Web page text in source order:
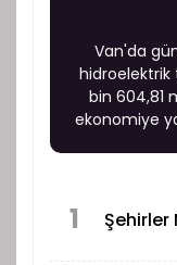
Van'da
hidroelektrik
bin 604,81
ekonomiye
1 Şehirler